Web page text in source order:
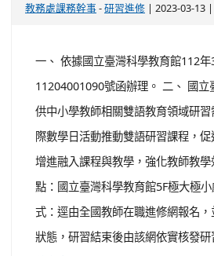
教務處課務幹事 - 研習進修 | 2023-03-13
一、 依據國立臺灣科學教育館112
11204001090號函辦理。 二、 國立
供中小學教師相關雙語教育領域研
際數學日活動推動雙語研習課程，
增進融入課程與教學，強化教師教
點：國立臺灣科學教育館5F極大極
式：逕由全國教師在職進修網報名
狀態，研習結束後由該網依實核發